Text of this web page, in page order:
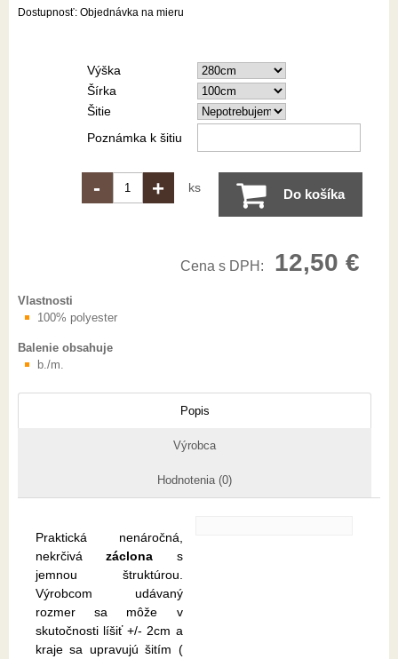
Dostupnosť: Objednávka na mieru
Výška
Šírka
Šitie
Poznámka k šitiu
- + ks Do košíka
Cena s DPH: 12,50 €
Vlastnosti
100% polyester
Balenie obsahuje
b./m.
Popis
Výrobca
Hodnotenia (0)
Praktická nenáročná,
nekrčivázáclona s
jemnou štruktúrou.
Výrobcom udávaný
rozmer sa môže v
skutočnosti líšiť +/- 2cm a
kraje sa upravujú šitím (